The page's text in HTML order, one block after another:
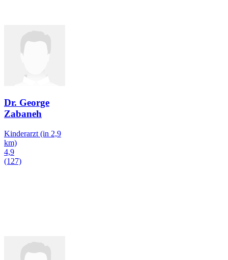
Dr. George
Zabaneh
Kinderarzt (in 2,9
km)
4,9
(127)